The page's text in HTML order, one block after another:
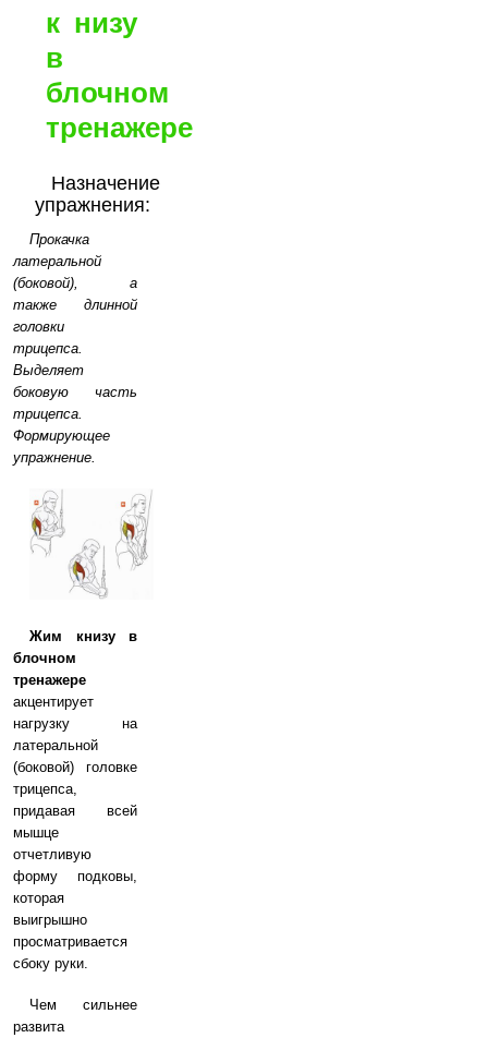
к низу
в
блочном
тренажере
Назначение
упражнения:
Прокачка
латеральной
(боковой), а
также длинной
головки
трицепса.
Выделяет
боковую часть
трицепса.
Формирующее
упражнение.
Жим книзу в
блочном
тренажере
акцентирует
нагрузку на
латеральной
(боковой) головке
трицепса,
придавая всей
мышце
отчетливую
форму подковы,
которая
выигрышно
просматривается
сбоку руки.
Чем сильнее
развита